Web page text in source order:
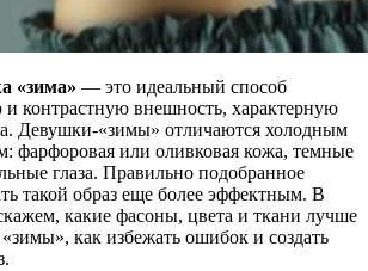
«зима» — это идеальный способ
и контрастную внешность, характерную
Девушки-«зимы» отличаются холодным
фарфоровая или оливковая кожа, темные
глаза. Правильно подобранное
такой образ еще более эффектным. В
какие фасоны, цвета и ткани лучше
«зимы», как избежать ошибок и создать